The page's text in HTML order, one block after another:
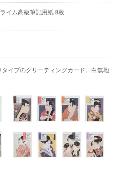
イム高級筆記用紙 8枚
イプのグリーティングカード。白無地